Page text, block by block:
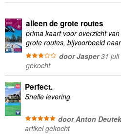
alleen de grote routes
prima kaart voor overzicht
grote routes, bijvoorbeeld
wandelingen te plannen
door Jasper31 juli
gekocht
Perfect.
Snelle levering.
door Anton
artikel gekocht